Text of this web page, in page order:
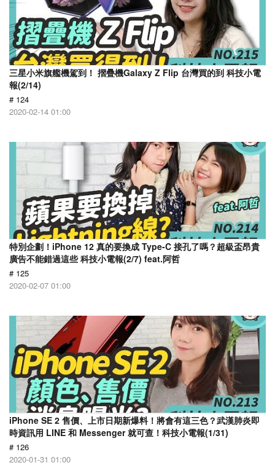
三星小米旗艦機駕到！ 摺疊機Galaxy Z Flip 台灣買的到 科技小電
報(2/14)
# 124
2020-02-14 01:00
特別企劃！iPhone 12 真的要換成 Type-C 接孔了嗎？超級盃昂貴
廣告不能錯過這些 科技小電報(2/7) feat.阿哲
# 125
2020-02-07 01:00
iPhone SE 2 售價、上市日期新爆料！將會有這三色？武漢肺炎即
時資訊用 LINE 和 Messenger 就可查！科技小電報(1/31)
# 126
2020-01-31 01:00